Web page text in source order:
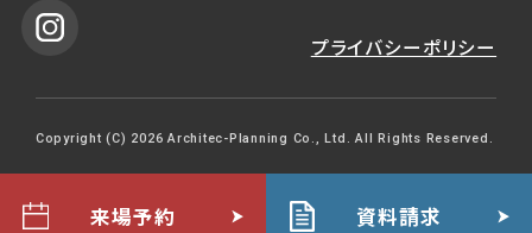
来場予約 資料請求
プライバシーポリシー
Copyright (C) 2026 Architec-Planning Co., Ltd. All Rights Reserved.